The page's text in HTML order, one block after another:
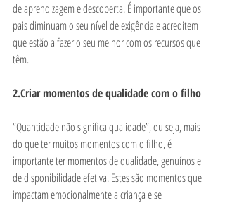
de aprendizagem e descoberta. É importante que os
pais diminuam o seu nível de exigência e acreditem
que estão a fazer o seu melhor com os recursos que
têm.
2.Criar momentos de qualidade com o filho
“Quantidade não significa qualidade”, ou seja, mais
do que ter muitos momentos com o filho, é
importante ter momentos de qualidade, genuínos e
de disponibilidade efetiva. Estes são momentos que
impactam emocionalmente a criança e se